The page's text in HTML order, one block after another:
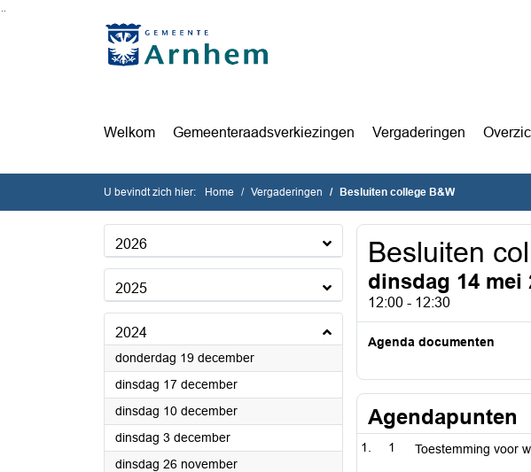
Ga naar de inhoud van deze pagina
Ga naar het zoeken
Ga naar het menu
Welkom Gemeenteraadsverkiezingen Vergaderingen
U bevindt zich hier: Home Vergaderingen Besluiten college B&W
2026
2025
2024
donderdag 19 december2024
dinsdag 17 december2024
dinsdag 10 december2024
dinsdag 3 december2024
dinsdag 26 november2024
Besluiten
dinsdag 14 mei
12:00 - 12:30
Agenda documenten
Agendapunten
1 Toestemming voor